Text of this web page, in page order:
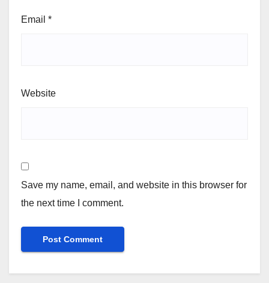
Email *
Website
Save my name, email, and website in this browser for
the next time I comment.